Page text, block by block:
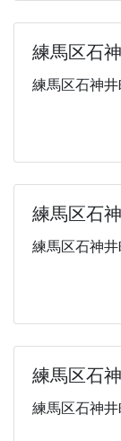
練馬区石
練馬区石神
練馬区石
練馬区石神
練馬区石
練馬区石神